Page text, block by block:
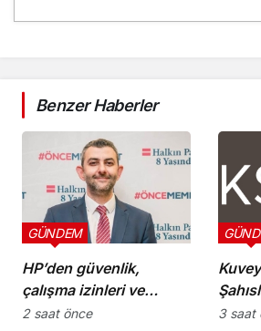
Benzer Haberler
HP’den güvenlik,
çalışma izinleri ve
yurttaşlık
GÜNDEM
2 saat önce
bin
3 saat